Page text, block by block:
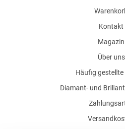
Kontakt
Magazin
Über uns
Häufig gestellte
Diamant- und